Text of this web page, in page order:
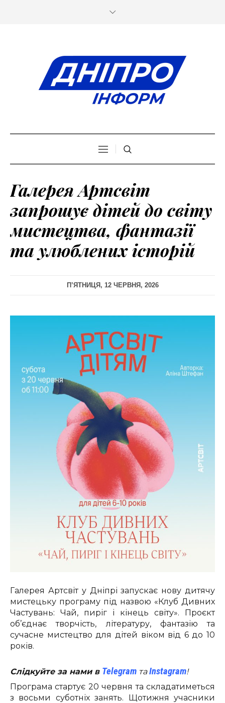
Галерея Артсвіт
запрошує дітей до світу
мистецтва, фантазії
та улюблених історій
П’ЯТНИЦЯ, 12 ЧЕРВНЯ, 2026
Галерея Артсвіт у Дніпрі запускає нову дитячу
мистецьку програму під назвою «Клуб Дивних
Частувань: Чай, пиріг і кінець світу». Проєкт
об’єднає творчість, літературу, фантазію та
сучасне мистецтво для дітей віком від 6 до 10
років.
Слідкуйте за нами в Telegram таInstagram!
Програма стартує 20 червня та складатиметься
з восьми суботніх занять. Щотижня учасники